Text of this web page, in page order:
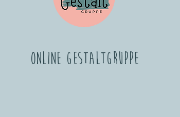
online Gestaltgruppe